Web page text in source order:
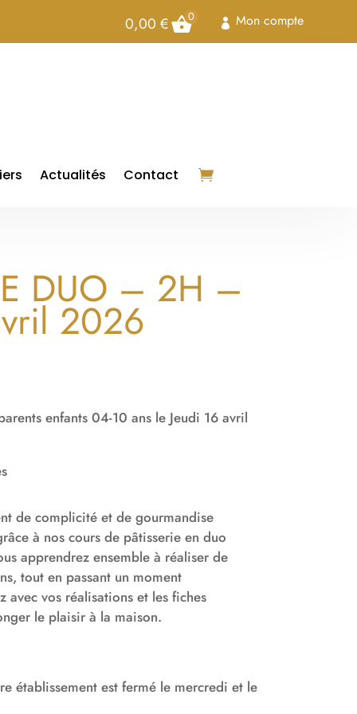
0,00 € 0  Mon compte
Actualités Contact
DUO – 2H –
2026
enfants 04-10 ans le Jeudi 16 avril
de complicité et de gourmandise
à nos cours de pâtisserie en duo
apprendrez ensemble à réaliser de
tout en passant un moment
avec vos réalisations et les fiches
le plaisir à la maison.
établissement est fermé le mercredi et le